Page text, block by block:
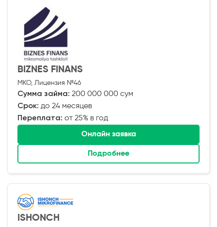
BIZNES FINANS
МКО, Лицензия №46
Сумма займа: 200 000 000 сум
Срок: до 24 месяцев
Переплата: от 25% в год
Онлайн заявка
Подробнее
ISHONCH